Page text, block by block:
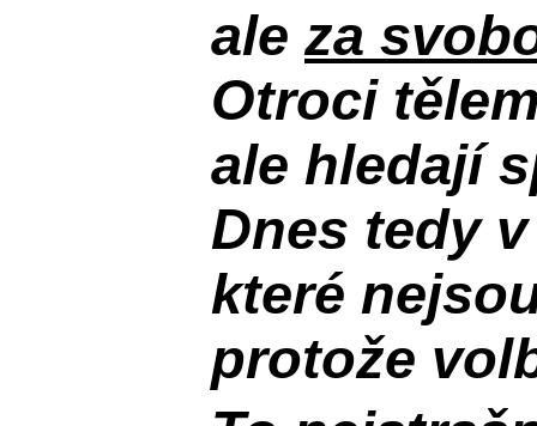
ale za
Otroci
ale hledají
Dnes tedy
které
protože